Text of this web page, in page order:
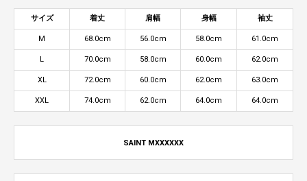
サイズ 着丈 肩幅 身幅 袖丈
M 68.0cm 56.0cm 58.0cm 61.0cm
L 70.0cm 58.0cm 60.0cm 62.0cm
XL 72.0cm 60.0cm 62.0cm 63.0cm
XXL 74.0cm 62.0cm 64.0cm 64.0cm
SAINT MXXXXXX